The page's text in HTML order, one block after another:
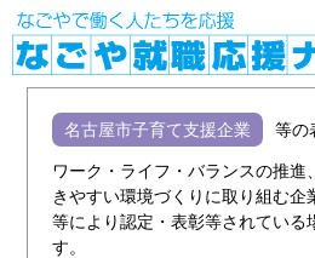
名古屋市子育て支援企業 等の
ワーク・ライフ・バランスの推進
きやすい環境づくりに取り組む企
等により認定・表彰等されている
す。